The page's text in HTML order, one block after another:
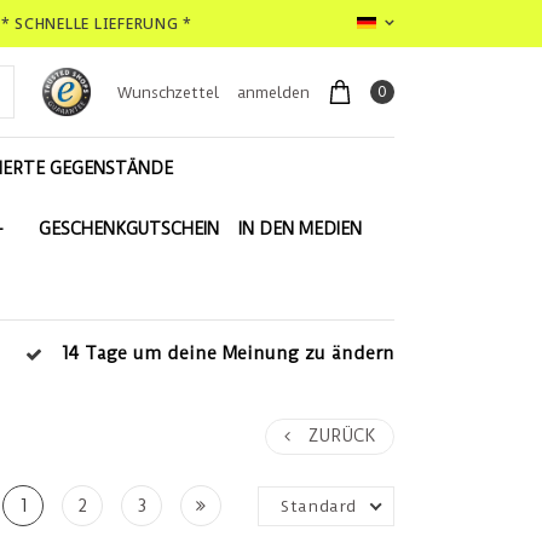
SCHNELLE LIEFERUNG *
Wunschzettel anmelden 0
GEGENSTÄNDE
GESCHENKGUTSCHEIN IN DEN MEDIEN
14 Tage um deine Meinung zu ändern
ZURÜCK
1 2 3 Standard